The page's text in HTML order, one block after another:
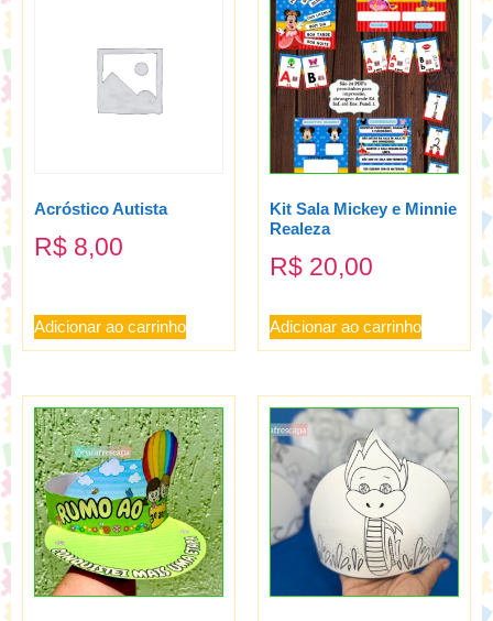
Acróstico Autista
R$ 8,00
Adicionar ao carrinho
Kit Sala Mickey e Minnie
Realeza
R$ 20,00
Adicionar ao carrinho